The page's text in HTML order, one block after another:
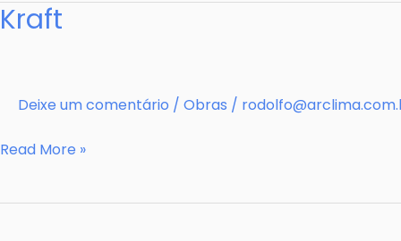
Kraft
Deixe um comentário / Obras /
Kraft
Read More »